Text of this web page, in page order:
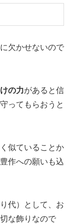
欠かせないので
の力があると信
ってもらおうと
似ていることか
作への願いも込
代）として、お
な飾りなので